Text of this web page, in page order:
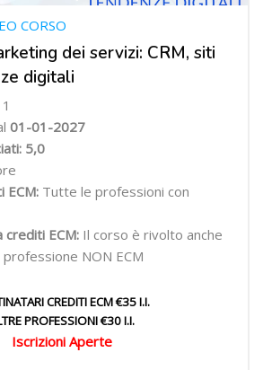
dei servizi: CRM, siti
digitali
CORSO
01-01-2027
5,0
ECM: Tutte le professioni con
ECM: Il corso è rivolto anche
NON ECM
CREDITI ECM €35 I.I.
PROFESSIONI €30 I.I.
Iscrizioni Aperte